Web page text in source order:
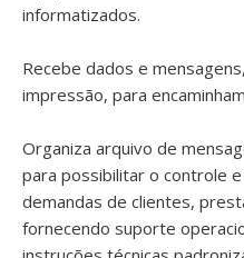
informatizados.
Recebe dados e
impressão, para
Organiza arquivo de
para possibilitar o controle
demandas de clientes,
fornecendo suporte